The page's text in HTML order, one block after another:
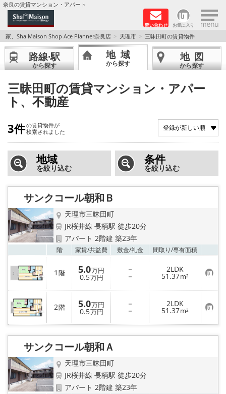
奈良の賃貸マンション・アパート
問い合わせ お気に入り ×
TOPページ
Foreigners welcome！
店長のおすすめ物件
おすすめ Sha Maison 特集
積水ハウス Sha Maison 特集 (奈良北部、木津川
市)
積水ハウス Sha Maison 特集 (奈良南部)
路線·駅から探す
地域から探す
地図から探す
AcePlanner公式ライン
スタッフ紹介
リフォーム のことなら！
オーナー様へ
住宅型有料老人 Ｆｌｅｕｒａｇｅ
家、Sha Maison Shop Ace Planner奈良店 天理市 三昧田町の賃貸物件
路線·駅
から探す
地域
から探す
地図
から探す
三昧田町の賃貸マンション・アパー
ト、不動産
3件の賃貸物件が
検索されました
地域
を絞り込む
条件
を絞り込む
サンクコール朝和Ｂ
天理市三昧田町
JR桜井線 長柄駅 徒歩20分
アパート 2階建 築23年
階 家賃/共益費 敷金/礼金 間取り/専有面積
1 階 5.0万円
0.5万円
－
－
2LDK
51.37m² お
気
に
入
り
登
録
2階 5.0万円
0.5万円
－
－
2LDK
51.37m² お
気
に
り
サンクコール朝和Ａ
天理市三昧田町
JR桜井線 長柄駅 徒歩20分
アパート 2階建 築23年